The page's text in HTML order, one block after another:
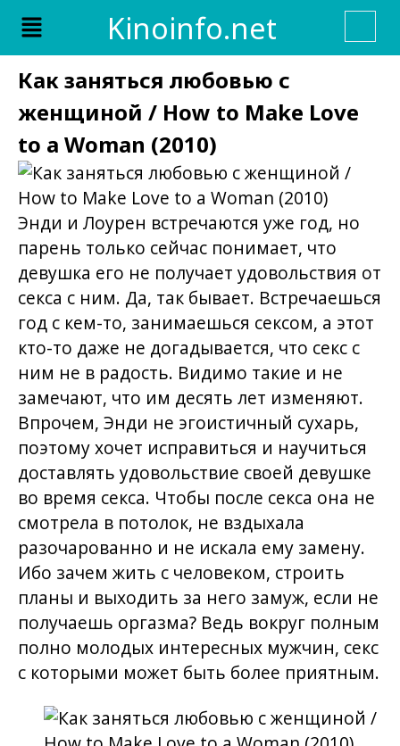
Skip
content
Kinoinfo.net
Menu
Как заняться любовью с
женщиной / How to Make Love
to a Woman (2010)
Энди и Лоурен встречаются уже год, но
парень только сейчас понимает, что
девушка его не получает удовольствия от
секса с ним. Да, так бывает. Встречаешься
год с кем-то, занимаешься сексом, а этот
кто-то даже не догадывается, что секс с
ним не в радость. Видимо такие и не
замечают, что им десять лет изменяют.
Впрочем, Энди не эгоистичный сухарь,
поэтому хочет исправиться и научиться
доставлять удовольствие своей девушке
во время секса. Чтобы после секса она не
смотрела в потолок, не вздыхала
разочарованно и не искала ему замену.
Ибо зачем жить с человеком, строить
планы и выходить за него замуж, если не
получаешь оргазма? Ведь вокруг полным
полно молодых интересных мужчин, секс
с которыми может быть более приятным.